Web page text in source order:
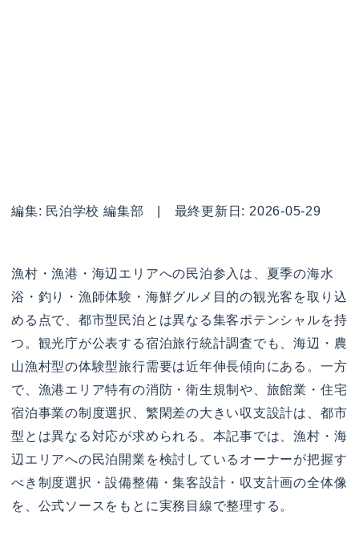
編集: 民泊学校 編集部 | 最終更新日: 2026-05-29
漁村・漁港・海辺エリアへの民泊参入は、夏季の海水
浴・釣り・漁師体験・海鮮グルメ目的の観光客を取り込
める点で、都市型民泊とは異なる集客ポテンシャルを持
つ。観光庁が公表する宿泊旅行統計調査でも、海辺・農
山漁村型の体験型旅行需要は近年伸長傾向にある。一方
で、漁港エリア特有の消防・衛生規制や、旅館業・住宅
宿泊事業の制度選択、繁閑差の大きい収支設計は、都市
型とは異なる対応が求められる。本記事では、漁村・海
辺エリアへの民泊開業を検討しているオーナーが把握す
べき制度選択・設備整備・集客設計・収支計画の全体像
を、公式ソースをもとに実務目線で整理する。